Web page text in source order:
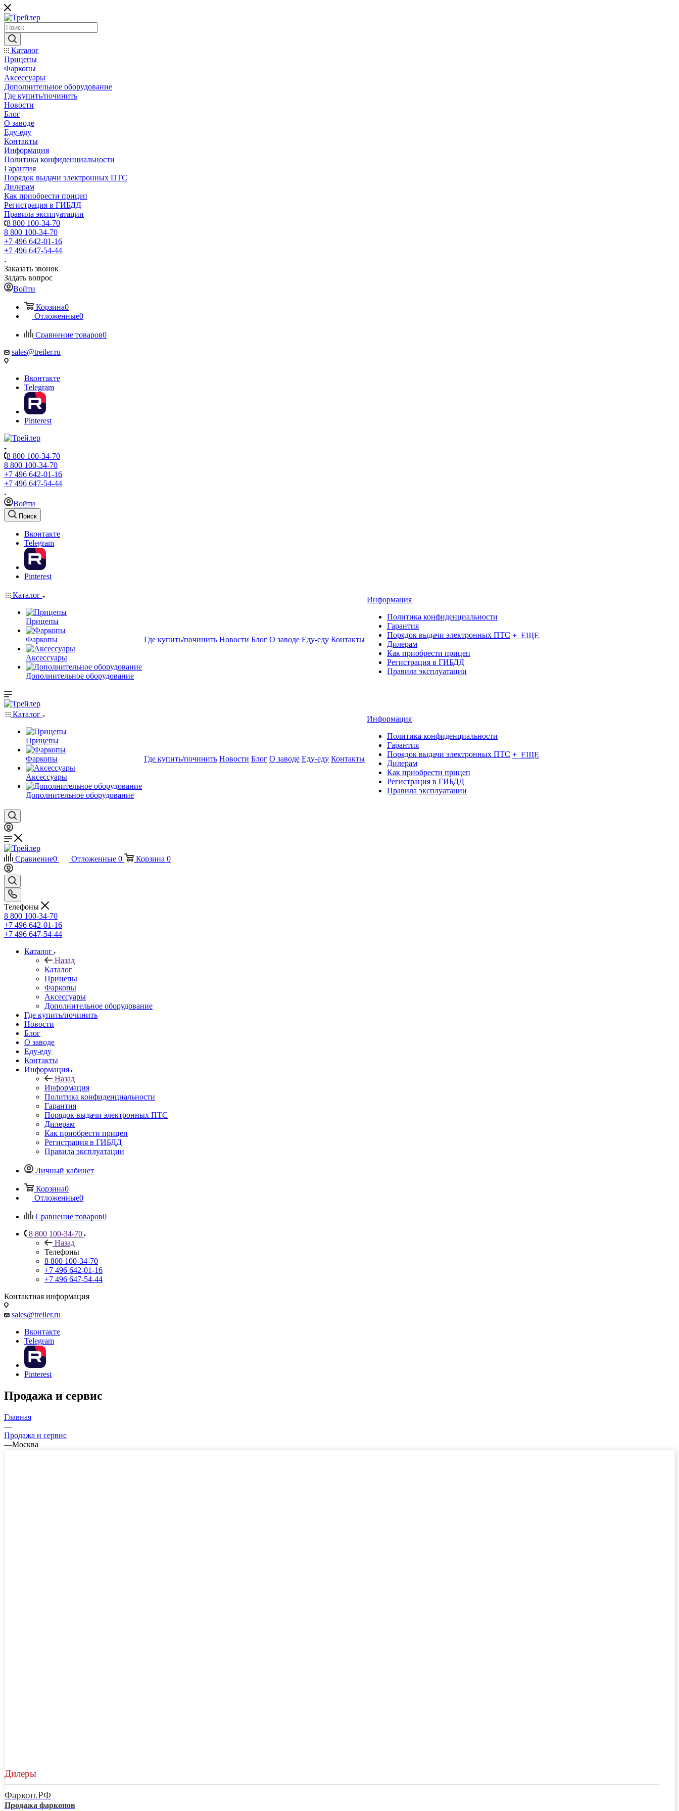
Каталог
Прицепы
Фаркопы
Аксессуары
Дополнительное оборудование
Где купить/починить
Новости
Блог
О заводе
Еду-еду
Контакты
Информация
Политика конфиденциальности
Гарантия
Порядок выдачи электронных ПТС
Дилерам
Как приобрести прицеп
Регистрация в ГИБДД
Правила эксплуатации
8 800 100-34-70
8 800 100-34-70
+7 496 642-01-16
+7 496 647-54-44
Заказать звонок
Задать вопрос
Войти
Корзина0
Отложенные0
Сравнение товаров0
sales@treiler.ru
Вконтакте
Telegram
Pinterest
8 800 100-34-70
8 800 100-34-70
+7 496 642-01-16
+7 496 647-54-44
Войти
Поиск
Вконтакте
Telegram
Pinterest
Каталог
Прицепы
Фаркопы
Аксессуары
Дополнительное оборудование
Где купить/починить Новости Блог О заводе Еду-еду Контакты
Информация
Политика конфиденциальности
Гарантия
Порядок выдачи электронных ПТС
Дилерам
Как приобрести прицеп
Регистрация в ГИБДД
Правила эксплуатации
+ ЕЩЕ
Каталог
Прицепы
Фаркопы
Аксессуары
Дополнительное оборудование
Где купить/починить Новости Блог О заводе Еду-еду Контакты
Информация
Политика конфиденциальности
Гарантия
Порядок выдачи электронных ПТС
Дилерам
Как приобрести прицеп
Регистрация в ГИБДД
Правила эксплуатации
+ ЕЩЕ
Сравнение0 Отложенные 0 Корзина 0
Телефоны
8 800 100-34-70
+7 496 642-01-16
+7 496 647-54-44
Каталог
Назад
Каталог
Прицепы
Фаркопы
Аксессуары
Дополнительное оборудование
Где купить/починить
Новости
Блог
О заводе
Еду-еду
Контакты
Информация
Назад
Информация
Политика конфиденциальности
Гарантия
Порядок выдачи электронных ПТС
Дилерам
Как приобрести прицеп
Регистрация в ГИБДД
Правила эксплуатации
Личный кабинет
Корзина0
Отложенные0
Сравнение товаров0
8 800 100-34-70
Назад
Телефоны
8 800 100-34-70
+7 496 642-01-16
+7 496 647-54-44
Контактная информация
sales@treiler.ru
Вконтакте
Telegram
Pinterest
Продажа и сервис
Главная
—
Продажа и сервис
—Москва
Дилеры
Фаркоп.РФ
Продажа фаркопов